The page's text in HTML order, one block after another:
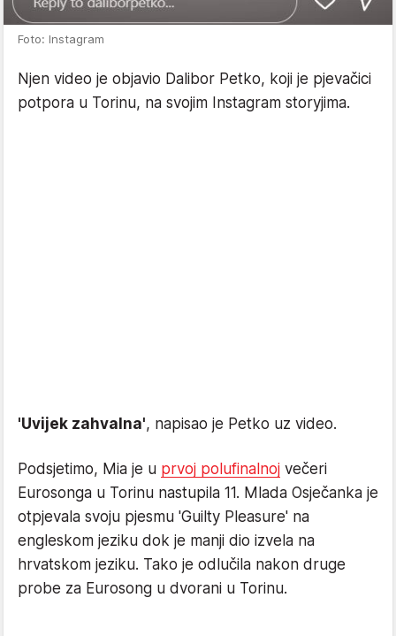
Foto: Instagram
Njen video je objavio Dalibor Petko, koji je pjevačici
potpora u Torinu, na svojim Instagram storyjima.
'Uvijek zahvalna', napisao je Petko uz video.
Podsjetimo, Mia je u prvoj polufinalnoj večeri
Eurosonga u Torinu nastupila 11. Mlada Osječanka je
otpjevala svoju pjesmu 'Guilty Pleasure' na
engleskom jeziku dok je manji dio izvela na
hrvatskom jeziku. Tako je odlučila nakon druge
probe za Eurosong u dvorani u Torinu.